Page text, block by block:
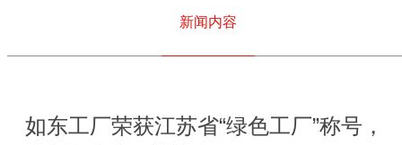
新闻内容
如东工厂荣获江苏省“绿色工厂”称号，